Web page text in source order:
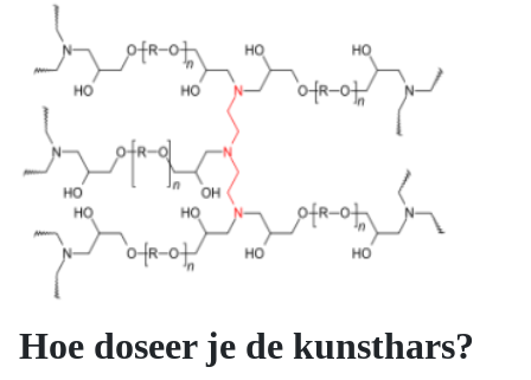
Hoe doseer je de kunsthars?